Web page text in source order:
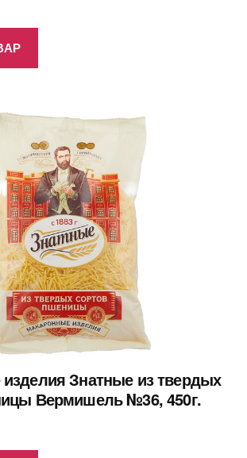
Знатные из твердых
Вермишель №36, 450г.